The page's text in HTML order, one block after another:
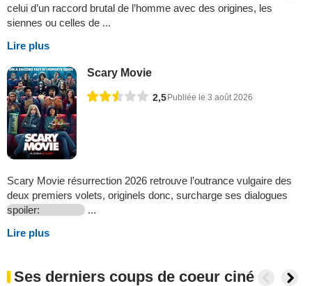
celui d’un raccord brutal de l’homme avec des origines, les
siennes ou celles de ...
Lire plus
Scary Movie
2,5Publiée le 3 août 2026
Scary Movie résurrection 2026 retrouve l’outrance vulgaire des
deux premiers volets, originels donc, surcharge ses dialogues
spoiler:
...
Lire plus
Ses derniers coups de coeur ciné